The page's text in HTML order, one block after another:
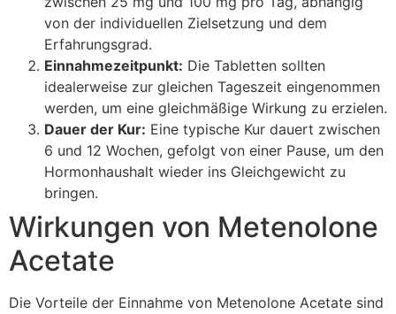
von der individuellen Zielsetzung und dem
Erfahrungsgrad.
Einnahmezeitpunkt: Die Tabletten sollten
idealerweise zur gleichen Tageszeit eingenommen
werden, um eine gleichmäßige Wirkung zu erzielen.
Dauer der Kur: Eine typische Kur dauert zwischen
6 und 12 Wochen, gefolgt von einer Pause, um den
Hormonhaushalt wieder ins Gleichgewicht zu
bringen.
Wirkungen von Metenolone
Acetate
Die Vorteile der Einnahme von Metenolone Acetate sind